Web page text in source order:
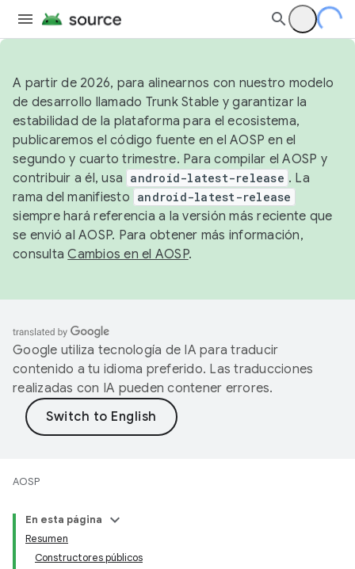
A partir de 2026, para alinearnos con nuestro modelo
de desarrollo llamado Trunk Stable y garantizar la
estabilidad de la plataforma para el ecosistema,
publicaremos el código fuente en el AOSP en el
segundo y cuarto trimestre. Para compilar el AOSP y
contribuir a él, usa android-latest-release . La
rama del manifiesto android-latest-release
siempre hará referencia a la versión más reciente que
se envió al AOSP. Para obtener más información,
consultaCambios en el AOSP.
Google utiliza tecnología de IA para traducir
contenido a tu idioma preferido. Las traducciones
realizadas con IA pueden contener errores.
AOSP
En esta página
Resumen
Constructores públicos